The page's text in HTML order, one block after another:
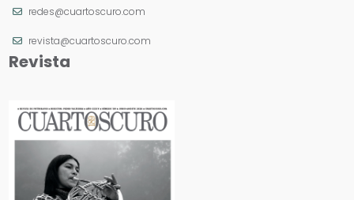
redes@cuartoscuro.com
revista@cuartoscuro.com
Revista